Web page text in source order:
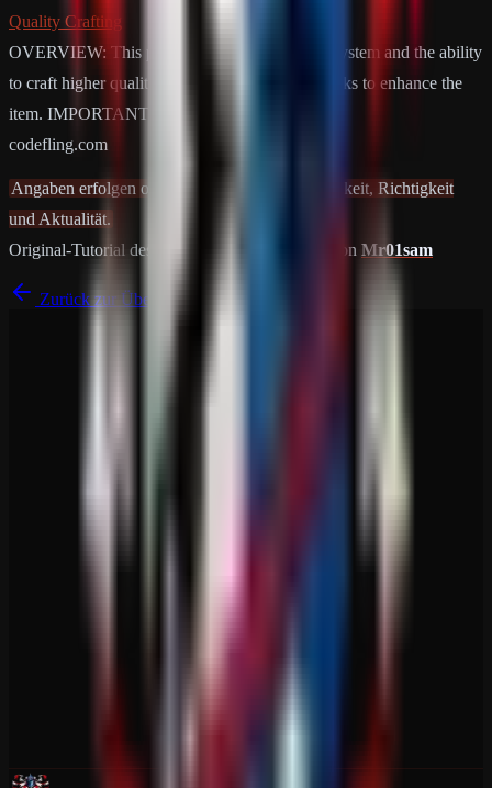
Quality Crafting
OVERVIEW: This plugin adds a crafting skill system and the ability
to craft higher quality items that have special perks to enhance the
item. IMPORTANT!!!:…
codefling.com
Angaben erfolgen ohne Gewähr auf Vollständigkeit, Richtigkeit
und Aktualität.
Original-Tutorial des Plugins
von Mr01sam
Zurück zur Übersicht